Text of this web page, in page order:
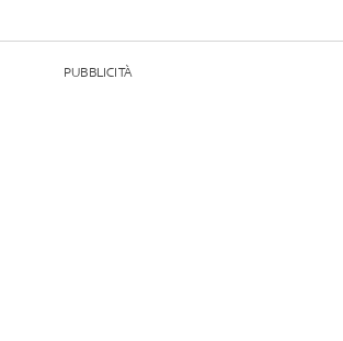
PUBBLICITÀ